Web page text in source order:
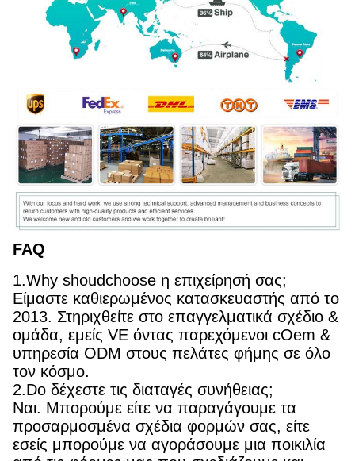
FAQ
1.Why shoudchoose η επιχείρησή σας;
Είμαστε καθιερωμένος κατασκευαστής από το
2013. Στηριχθείτε στο επαγγελματικά σχέδιο &
ομάδα, εμείς VE όντας παρεχόμενοι cOem &
υπηρεσία ODM στους πελάτες φήμης σε όλο
τον κόσμο.
2.Do δέχεστε τις διαταγές συνήθειας;
Ναι. Μπορούμε είτε να παραγάγουμε τα
προσαρμοσμένα σχέδια φορμών σας, είτε
εσείς μπορούμε να αγοράσουμε μια ποικιλία